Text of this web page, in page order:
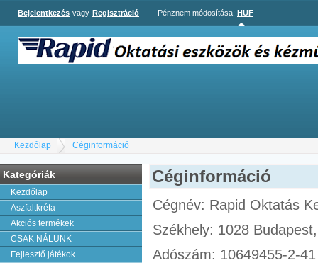
Bejelentkezés vagy Regisztráció Pénznem módosítása: HUF
Kezdőlap Céginformáció
Kategóriák
Kezdőlap
Aszfaltkréta
Akciós termékek
CSAK NÁLUNK
Fejlesztő játékok
Céginformáció
Cégnév: Rapid Oktatás
Székhely: 1028
Adószám: 10649455-2-41